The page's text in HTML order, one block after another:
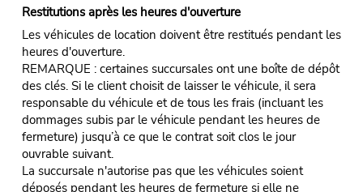
Restitutions après les heures d'ouverture
Les véhicules de location doivent être restitués pendant les
heures d'ouverture.
REMARQUE : certaines succursales ont une boîte de dépôt
des clés. Si le client choisit de laisser le véhicule, il sera
responsable du véhicule et de tous les frais (incluant les
dommages subis par le véhicule pendant les heures de
fermeture) jusqu’à ce que le contrat soit clos le jour
ouvrable suivant.
La succursale n'autorise pas que les véhicules soient
déposés pendant les heures de fermeture si elle ne